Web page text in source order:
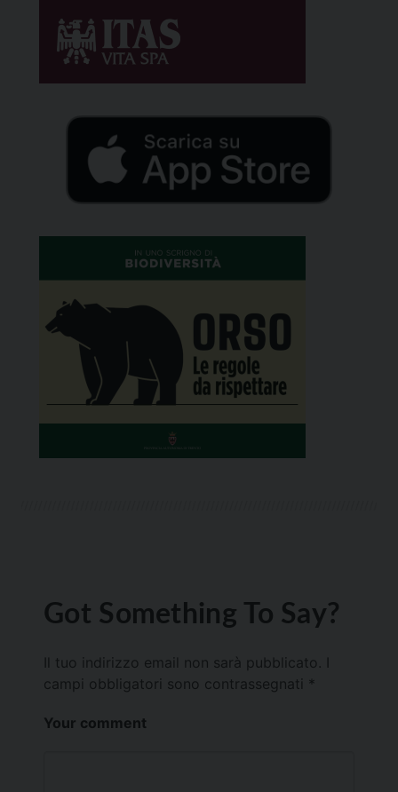
Got Something To Say?
Il tuo indirizzo email non sarà pubblicato.
campi obbligatori sono contrassegnati *
Your comment